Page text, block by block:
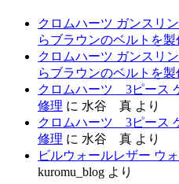
クロムハーツ ガンスリ
らブラウンのベルトを製
クロムハーツ ガンスリ
らブラウンのベルトを製
クロムハーツ 3ピース
修理 に 水谷 真 より
クロムハーツ 3ピース
修理 に 水谷 真 より
ビルウォールレザー ウ
kuromu_blog より